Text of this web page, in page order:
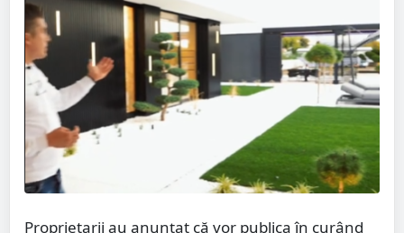
Proprietarii au anunțat că vor publica în curând